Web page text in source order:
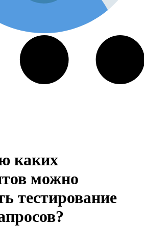
каких
можно
тестирование